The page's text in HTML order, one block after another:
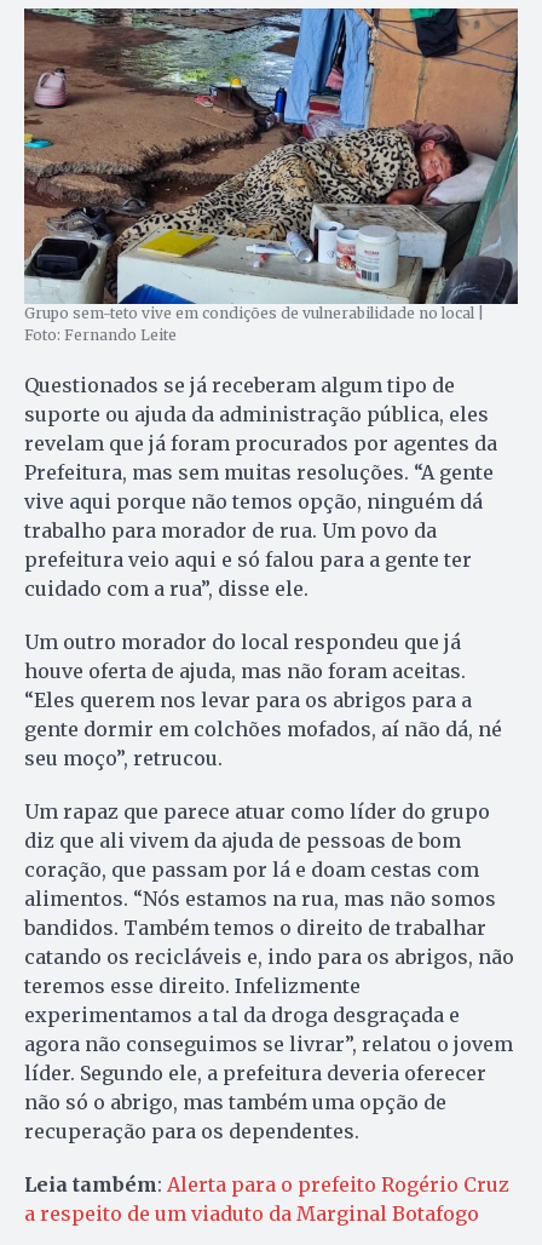
Grupo sem-teto vive em condições de vulnerabilidade no local |
Foto: Fernando Leite
Questionados se já receberam algum tipo de
suporte ou ajuda da administração pública, eles
revelam que já foram procurados por agentes da
Prefeitura, mas sem muitas resoluções. “A gente
vive aqui porque não temos opção, ninguém dá
trabalho para morador de rua. Um povo da
prefeitura veio aqui e só falou para a gente ter
cuidado com a rua”, disse ele.
Um outro morador do local respondeu que já
houve oferta de ajuda, mas não foram aceitas.
“Eles querem nos levar para os abrigos para a
gente dormir em colchões mofados, aí não dá, né
seu moço”, retrucou.
Um rapaz que parece atuar como líder do grupo
diz que ali vivem da ajuda de pessoas de bom
coração, que passam por lá e doam cestas com
alimentos. “Nós estamos na rua, mas não somos
bandidos. Também temos o direito de trabalhar
catando os recicláveis e, indo para os abrigos, não
teremos esse direito. Infelizmente
experimentamos a tal da droga desgraçada e
agora não conseguimos se livrar”, relatou o jovem
líder. Segundo ele, a prefeitura deveria oferecer
não só o abrigo, mas também uma opção de
recuperação para os dependentes.
Leia também: Alerta para o prefeito Rogério Cruz
a respeito de um viaduto da Marginal Botafogo